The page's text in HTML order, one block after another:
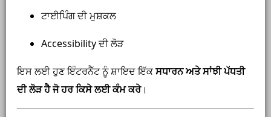
ਟਾਈਪਿੰਗ ਦੀ ਮੁਸ਼ਕਲ
Accessibility ਦੀ ਲੋੜ
ਇਸ ਲਈ ਹੁਣ ਇੰਟਰਨੈੱਟ ਨੂੰ ਸ਼ਾਇਦ ਇੱਕਸਧਾਰਨ ਅਤੇ ਸਾਂਝੀ ਪੱਧਤੀ
ਦੀ ਲੋੜ ਹੈ ਜੋ ਹਰ ਕਿਸੇ ਲਈ ਕੰਮ ਕਰੇ।